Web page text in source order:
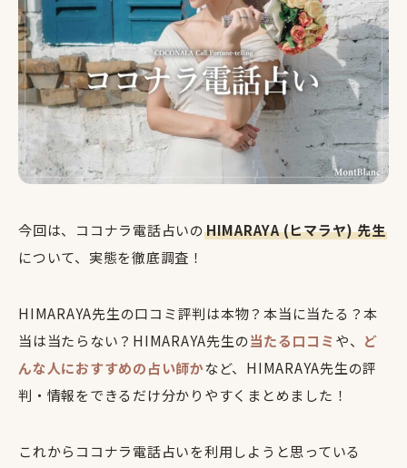
今回は、ココナラ電話占いのHIMARAYA (ヒマラヤ) 先生
について、実態を徹底調査！
HIMARAYA先生の口コミ評判は本物？本当に当たる？本
当は当たらない？HIMARAYA先生の当たる口コミや、 ど
んな人におすすめの占い師かなど、HIMARAYA先生の評
判・情報をできるだけ分かりやすくまとめました！
これからココナラ電話占いを利用しようと思っている